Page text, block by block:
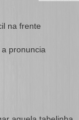
na frente
pronuncia